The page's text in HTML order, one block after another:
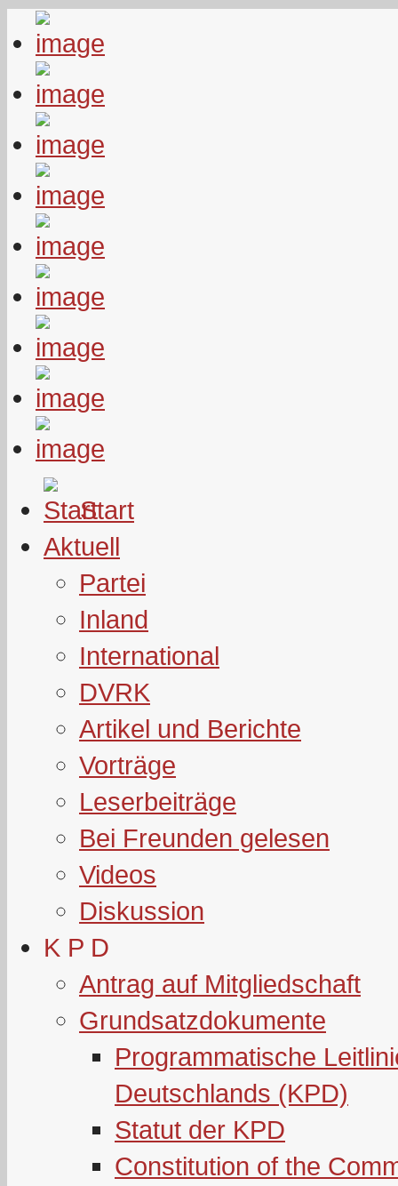
Start
Aktuell
Partei
Inland
International
DVRK
Artikel und Berichte
Vorträge
Leserbeiträge
Bei Freunden gelesen
Videos
Diskussion
K P D
Antrag auf Mitgliedschaft
Grundsatzdokumente
Programmatische
Deutschlands (KPD)
Statut der KPD
Constitution of the